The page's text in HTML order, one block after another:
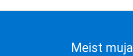
Meist mujal